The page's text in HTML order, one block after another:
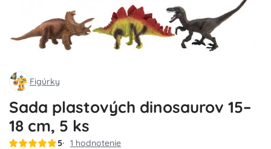
Figúrky
Sada plastových dinosaurov 15–
18 cm, 5 ks
5 1 hodnotenie